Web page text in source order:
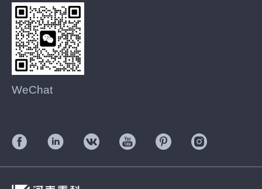
WeChat